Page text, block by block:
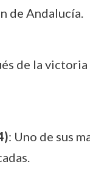
de Andalucía.
de la
: Uno de sus